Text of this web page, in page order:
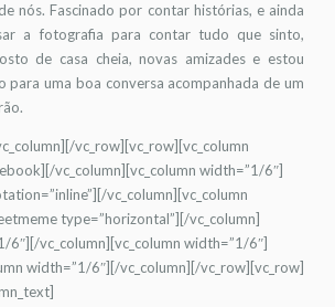
nós. Fascinado por contar histórias, e ainda
a fotografia para contar tudo que sinto,
de casa cheia, novas amizades e estou
para uma boa conversa acompanhada de um
vc_row][vc_row][vc_column
vc_column][vc_column width=”1/6″]
vc_column][vc_column
type=”horizontal”][/vc_column]
6″][/vc_column][vc_column width=”1/6″]
width=”1/6″][/vc_column][/vc_row][vc_row]